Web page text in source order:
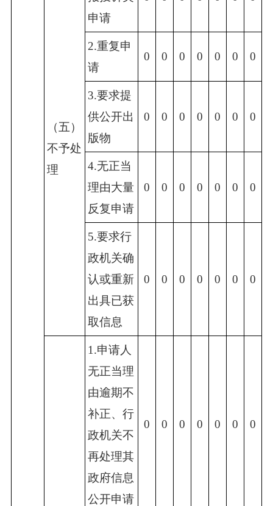
（五）
不予处
理
申请
2.重复申
请
0 0 0 0 0 0 0
3.要求提
供公开出
版物
0 0 0 0 0 0 0
4.无正当
理由大量
反复申请
0 0 0 0 0 0 0
5.要求行
政机关确
认或重新
出具已获
取信息
0 0 0 0 0 0 0
1.申请人
无正当理
由逾期不
补正、行
政机关不
再处理其
政府信息
公开申请
0 0 0 0 0 0 0